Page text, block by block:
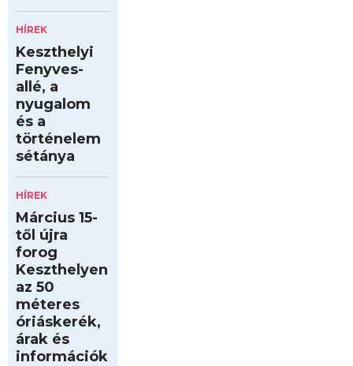
HÍREK
Keszthelyi
Fenyves-
allé, a
nyugalom
és a
történelem
sétánya
HÍREK
Március 15-
től újra
forog
Keszthelyen
az 50
méteres
óriáskerék,
árak és
információk